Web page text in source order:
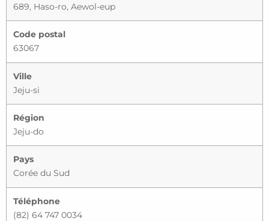
689, Haso-ro, Aewol-eup
Code postal
63067
Ville
Jeju-si
Région
Jeju-do
Pays
Corée du Sud
Téléphone
(82) 64 747 0034